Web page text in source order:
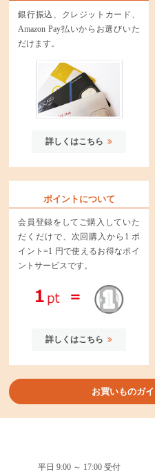
銀行振込、クレジットカード、
Amazon Pay払いからお選びいた
だけます。
詳しくはこちら
ポイントについて
会員登録をしてご購入していた
だくだけで、次回購入から1 ポ
イント=1 円で使えるお得なポイ
ントサービスです。
詳しくはこちら
お買いものガ
平日 9:00 ～ 17:00 受付